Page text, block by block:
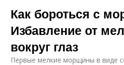
Как бороться с
Избавление от
вокруг глаз
Первые мелкие морщины в виде